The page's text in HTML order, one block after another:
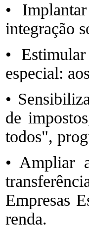
•
integração
•
especial:
•
de
todos",
• Ampliar
Empresas
renda.